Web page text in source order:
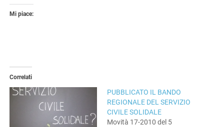
Mi piace:
Correlati
PUBBLICATO IL BANDO
REGIONALE DEL SERVIZIO
CIVILE SOLIDALE
Movità 17-2010 del 5